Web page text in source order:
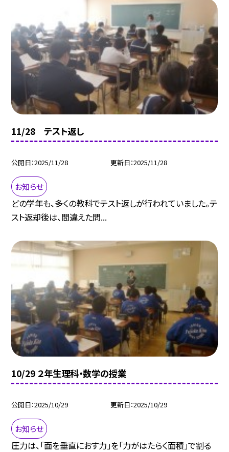
11/28 テスト返し
公開日 2025/11/28 更新日 2025/11/28
お知らせ
どの学年も、多くの教科でテスト返しが行われていました。テ
スト返却後は、間違えた問...
10/29 ２年生理科・数学の授業
公開日 2025/10/29 更新日 2025/10/29
お知らせ
圧力は、「面を垂直におす力」を「力がはたらく面積」で割る